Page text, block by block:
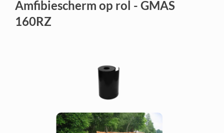
Amfibiescherm op rol - GMAS
160RZ